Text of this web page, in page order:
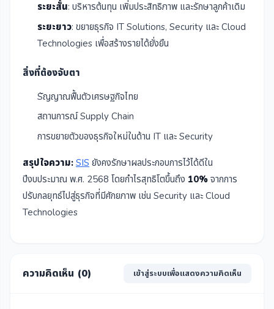
ระยะสั้น: บริหารต้นทุน เพิ่มประสิทธิภาพ และรักษาลูกค้าเดิม
ระยะยาว: ขยายธุรกิจ IT Solutions, Security และ Cloud
Technologies เพื่อสร้างรายได้ยั่งยืน
สิ่งที่ต้องจับตา
Sัญญาณฟื้นตัวเศรษฐกิจไทย
สถานการณ์ Supply Chain
การขยายตัวของธุรกิจใหม่ในด้าน IT และ Security
สรุปใจความ: SIS ยังคงรักษาผลประกอบการไว้ได้ดีใน
ปีงบประมาณ พ.ศ. 2568 โดยกำไรสุทธิโตขึ้นถึง 10% จากการ
ปรับกลยุทธ์ไปสู่ธุรกิจที่มีศักยภาพ เช่น Security และ Cloud
Technologies
ความคิดเห็น (0) เข้าสู่ระบบเพื่อแสดงความคิดเห็น